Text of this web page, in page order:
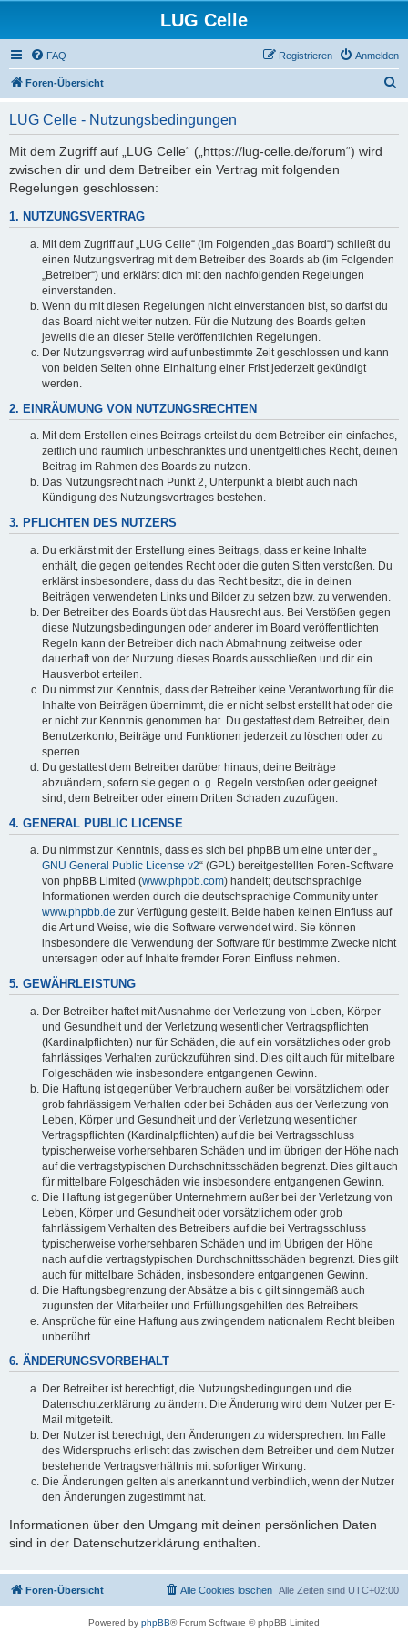
LUG Celle
FAQ Anmelden
Registrieren
Foren-Übersicht
LUG Celle - Nutzungsbedingungen
Mit dem Zugriff auf „LUG Celle“ („https://lug-celle.de/forum“) wird
zwischen dir und dem Betreiber ein Vertrag mit folgenden
Regelungen geschlossen:
1. NUTZUNGSVERTRAG
Mit dem Zugriff auf „LUG Celle“ (im Folgenden „das Board“) schließt du
einen Nutzungsvertrag mit dem Betreiber des Boards ab (im Folgenden
„Betreiber“) und erklärst dich mit den nachfolgenden Regelungen
einverstanden.
Wenn du mit diesen Regelungen nicht einverstanden bist, so darfst du
das Board nicht weiter nutzen. Für die Nutzung des Boards gelten
jeweils die an dieser Stelle veröffentlichten Regelungen.
Der Nutzungsvertrag wird auf unbestimmte Zeit geschlossen und kann
von beiden Seiten ohne Einhaltung einer Frist jederzeit gekündigt
werden.
2. EINRÄUMUNG VON NUTZUNGSRECHTEN
Mit dem Erstellen eines Beitrags erteilst du dem Betreiber ein einfaches,
zeitlich und räumlich unbeschränktes und unentgeltliches Recht, deinen
Beitrag im Rahmen des Boards zu nutzen.
Das Nutzungsrecht nach Punkt 2, Unterpunkt a bleibt auch nach
Kündigung des Nutzungsvertrages bestehen.
3. PFLICHTEN DES NUTZERS
Du erklärst mit der Erstellung eines Beitrags, dass er keine Inhalte
enthält, die gegen geltendes Recht oder die guten Sitten verstoßen. Du
erklärst insbesondere, dass du das Recht besitzt, die in deinen
Beiträgen verwendeten Links und Bilder zu setzen bzw. zu verwenden.
Der Betreiber des Boards übt das Hausrecht aus. Bei Verstößen gegen
diese Nutzungsbedingungen oder anderer im Board veröffentlichten
Regeln kann der Betreiber dich nach Abmahnung zeitweise oder
dauerhaft von der Nutzung dieses Boards ausschließen und dir ein
Hausverbot erteilen.
Du nimmst zur Kenntnis, dass der Betreiber keine Verantwortung für die
Inhalte von Beiträgen übernimmt, die er nicht selbst erstellt hat oder die
er nicht zur Kenntnis genommen hat. Du gestattest dem Betreiber, dein
Benutzerkonto, Beiträge und Funktionen jederzeit zu löschen oder zu
sperren.
Du gestattest dem Betreiber darüber hinaus, deine Beiträge
abzuändern, sofern sie gegen o. g. Regeln verstoßen oder geeignet
sind, dem Betreiber oder einem Dritten Schaden zuzufügen.
4. GENERAL PUBLIC LICENSE
Du nimmst zur Kenntnis, dass es sich bei phpBB um eine unter der „
GNU General Public License v2“ (GPL) bereitgestellten Foren-Software
von phpBB Limited (www.phpbb.com) handelt; deutschsprachige
Informationen werden durch die deutschsprachige Community unter
www.phpbb.de zur Verfügung gestellt. Beide haben keinen Einfluss auf
die Art und Weise, wie die Software verwendet wird. Sie können
insbesondere die Verwendung der Software für bestimmte Zwecke nicht
untersagen oder auf Inhalte fremder Foren Einfluss nehmen.
5. GEWÄHRLEISTUNG
Der Betreiber haftet mit Ausnahme der Verletzung von Leben, Körper
und Gesundheit und der Verletzung wesentlicher Vertragspflichten
(Kardinalpflichten) nur für Schäden, die auf ein vorsätzliches oder grob
fahrlässiges Verhalten zurückzuführen sind. Dies gilt auch für mittelbare
Folgeschäden wie insbesondere entgangenen Gewinn.
Die Haftung ist gegenüber Verbrauchern außer bei vorsätzlichem oder
grob fahrlässigem Verhalten oder bei Schäden aus der Verletzung von
Leben, Körper und Gesundheit und der Verletzung wesentlicher
Vertragspflichten (Kardinalpflichten) auf die bei Vertragsschluss
typischerweise vorhersehbaren Schäden und im übrigen der Höhe nach
auf die vertragstypischen Durchschnittsschäden begrenzt. Dies gilt auch
für mittelbare Folgeschäden wie insbesondere entgangenen Gewinn.
Die Haftung ist gegenüber Unternehmern außer bei der Verletzung von
Leben, Körper und Gesundheit oder vorsätzlichem oder grob
fahrlässigem Verhalten des Betreibers auf die bei Vertragsschluss
typischerweise vorhersehbaren Schäden und im Übrigen der Höhe
nach auf die vertragstypischen Durchschnittsschäden begrenzt. Dies gilt
auch für mittelbare Schäden, insbesondere entgangenen Gewinn.
Die Haftungsbegrenzung der Absätze a bis c gilt sinngemäß auch
zugunsten der Mitarbeiter und Erfüllungsgehilfen des Betreibers.
Ansprüche für eine Haftung aus zwingendem nationalem Recht bleiben
unberührt.
6. ÄNDERUNGSVORBEHALT
Der Betreiber ist berechtigt, die Nutzungsbedingungen und die
Datenschutzerklärung zu ändern. Die Änderung wird dem Nutzer per E-
Mail mitgeteilt.
Der Nutzer ist berechtigt, den Änderungen zu widersprechen. Im Falle
des Widerspruchs erlischt das zwischen dem Betreiber und dem Nutzer
bestehende Vertragsverhältnis mit sofortiger Wirkung.
Die Änderungen gelten als anerkannt und verbindlich, wenn der Nutzer
den Änderungen zugestimmt hat.
Informationen über den Umgang mit deinen persönlichen Daten
sind in der Datenschutzerklärung enthalten.
Foren-Übersicht Alle Zeiten sind UTC+02:00
Alle Cookies löschen
Powered by phpBB® Forum Software © phpBB Limited